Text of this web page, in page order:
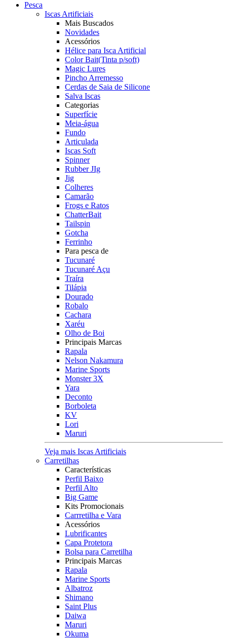
Pesca
Iscas Artificiais
Mais Buscados
Novidades
Acessórios
Hélice para Isca Artificial
Color Bait(Tinta p/soft)
Magic Lures
Pincho Arremesso
Cerdas de Saia de Silicone
Salva Iscas
Categorias
Superfície
Meia-água
Fundo
Articulada
Iscas Soft
Spinner
Rubber JIg
Jig
Colheres
Camarão
Frogs e Ratos
ChatterBait
Tailspin
Gotcha
Ferrinho
Para pesca de
Tucunaré
Tucunaré Açu
Traíra
Tilápia
Dourado
Robalo
Cachara
Xaréu
Olho de Boi
Principais Marcas
Rapala
Nelson Nakamura
Marine Sports
Monster 3X
Yara
Deconto
Borboleta
KV
Lori
Maruri
Veja mais Iscas Artificiais
Carretilhas
Características
Perfil Baixo
Perfil Alto
Big Game
Kits Promocionais
Carrretilha e Vara
Acessórios
Lubrificantes
Capa Protetora
Bolsa para Carretilha
Principais Marcas
Rapala
Marine Sports
Albatroz
Shimano
Saint Plus
Daiwa
Maruri
Okuma